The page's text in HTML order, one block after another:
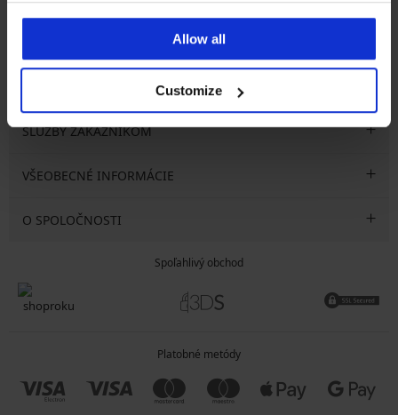
Allow all
Customize
CHCEM ODOBERAŤ
SLUŽBY ZÁKAZNÍKOM
VŠEOBECNÉ INFORMÁCIE
O SPOLOČNOSTI
Spoľahlivý obchod
Platobné metódy